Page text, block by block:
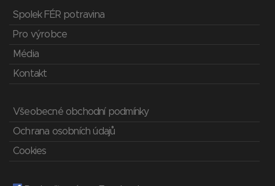
Spolek FÉR potravina
Pro výrobce
Média
Kontakt
Všeobecné obchodní podmínky
Ochrana osobních údajů
Cookies